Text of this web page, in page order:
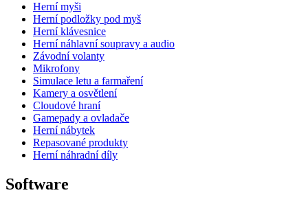
Herní myši
Herní podložky pod myš
Herní klávesnice
Herní náhlavní soupravy a audio
Závodní volanty
Mikrofony
Simulace letu a farmaření
Kamery a osvětlení
Cloudové hraní
Gamepady a ovladače
Herní nábytek
Repasované produkty
Herní náhradní díly
Software